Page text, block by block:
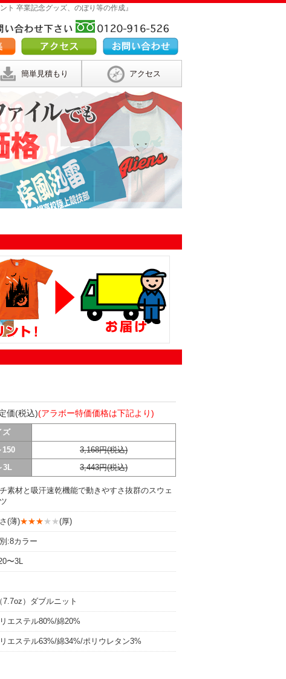
卒業記念グッズ、のぼり等の作成』
簡単見積もり アクセス
価(税込)(アラボー特価価格は下記より)
ズ
150
3,168円(税込)
3L
3,443円(税込)
素材と吸汗速乾機能で動きやすさ抜群のスウェ
(薄)★★★★★(厚)
:8カラー
〜3L
7.7oz）ダブルニット
エステル80%/綿20%
エステル63%/綿34%/ポリウレタン3%